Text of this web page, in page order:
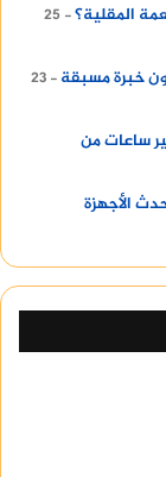
المقلية؟
25
خبرة مسبقة
23
ساعات من
الأجهزة